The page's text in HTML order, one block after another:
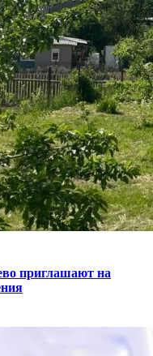
приглашают на